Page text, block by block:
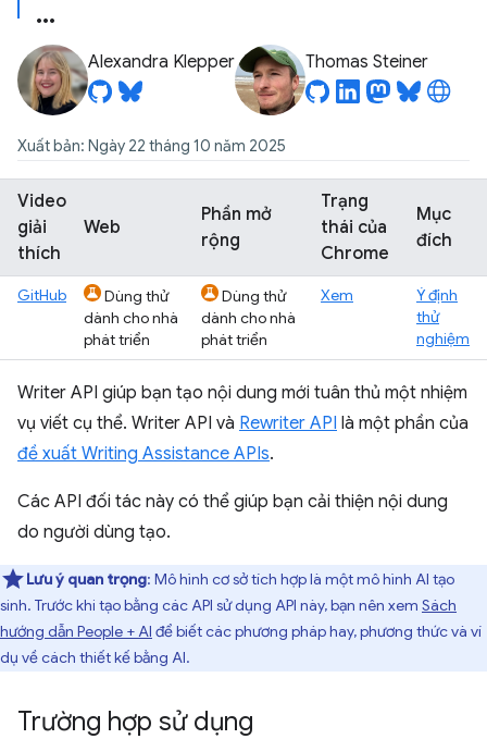
Alexandra Klepper Thomas Steiner
Xuất bản: Ngày 22 tháng 10 năm 2025
Video
giải
thích
Web
Phần mở
rộng
Trạng
thái của
Chrome
Mục
đích
GitHub
Dùng thử
dành cho nhà
phát triển
Dùng thử
dành cho nhà
phát triển
Xem
Ý định
thử
nghiệm
Writer API giúp bạn tạo nội dung mới tuân thủ một nhiệm
vụ viết cụ thể. Writer API và Rewriter API là một phần của
đề xuất Writing Assistance APIs.
Các API đối tác này có thể giúp bạn cải thiện nội dung
do người dùng tạo.
Lưu ý quan trọng: Mô hình cơ sở tích hợp là một mô hình AI tạo
sinh. Trước khi tạo bằng các API sử dụng API này, bạn nên xem Sách
hướng dẫn People + AI để biết các phương pháp hay, phương thức và ví
dụ về cách thiết kế bằng AI.
Trường hợp sử dụng